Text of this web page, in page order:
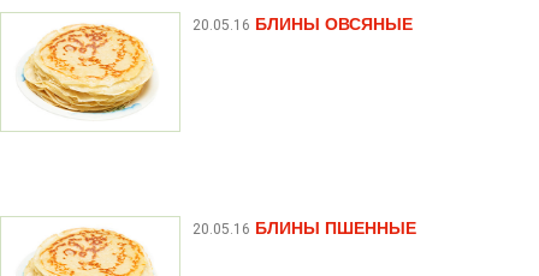
20.05.16 БЛИНЫ ОВСЯНЫЕ
20.05.16 БЛИНЫ ПШЕННЫЕ